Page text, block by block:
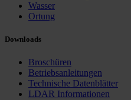
Wasser
Ortung
Downloads
Broschüren
Betriebsanleitungen
Technische Datenblätter
LDAR Informationen